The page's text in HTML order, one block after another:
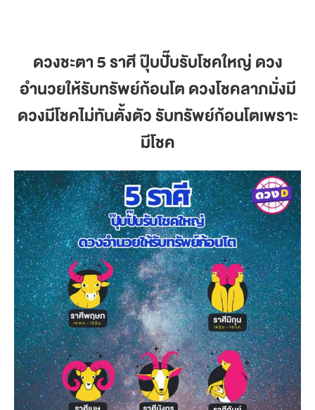
ดวงชะตา 5 ราศี ปุ๊บปั๊บรับโชคใหญ่ ดวง
อำนวยให้รับทรัพย์ก้อนโต ดวงโชคลาภมั่งมี
ดวงมีโชคไม่ทันตั้งตัว รับทรัพย์ก้อนโตเพราะ
มีโชค